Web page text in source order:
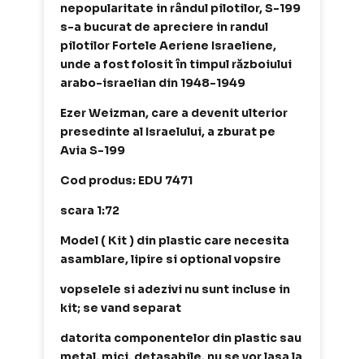
nepopularitate in rândul pilotilor, S-199
s-a bucurat de apreciere in randul
pilotilor Fortele Aeriene Israeliene,
unde a fost folosit în timpul războiului
arabo-israelian din 1948-1949
Ezer Weizman, care a devenit ulterior
presedinte al Israelului, a zburat pe
Avia S-199
Cod produs: EDU 7471
scara 1:72
Model ( Kit ) din plastic care necesita
asamblare, lipire si optional vopsire
vopselele si adezivi nu sunt incluse in
kit; se vand separat
datorita componentelor din plastic sau